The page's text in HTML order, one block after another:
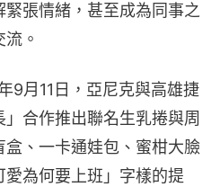
張情緒，甚至成為同事之
。
9月11日，亞尼克與高雄捷
合作推出聯名生乳捲與周
、一卡通娃包、蜜柑大臉
為何要上班」字樣的提